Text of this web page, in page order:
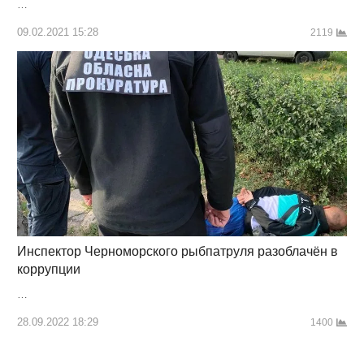
09.02.2021 15:28 2119
Инспектор Черноморского рыбпатруля разоблачён в
коррупции
…
28.09.2022 18:29 1400